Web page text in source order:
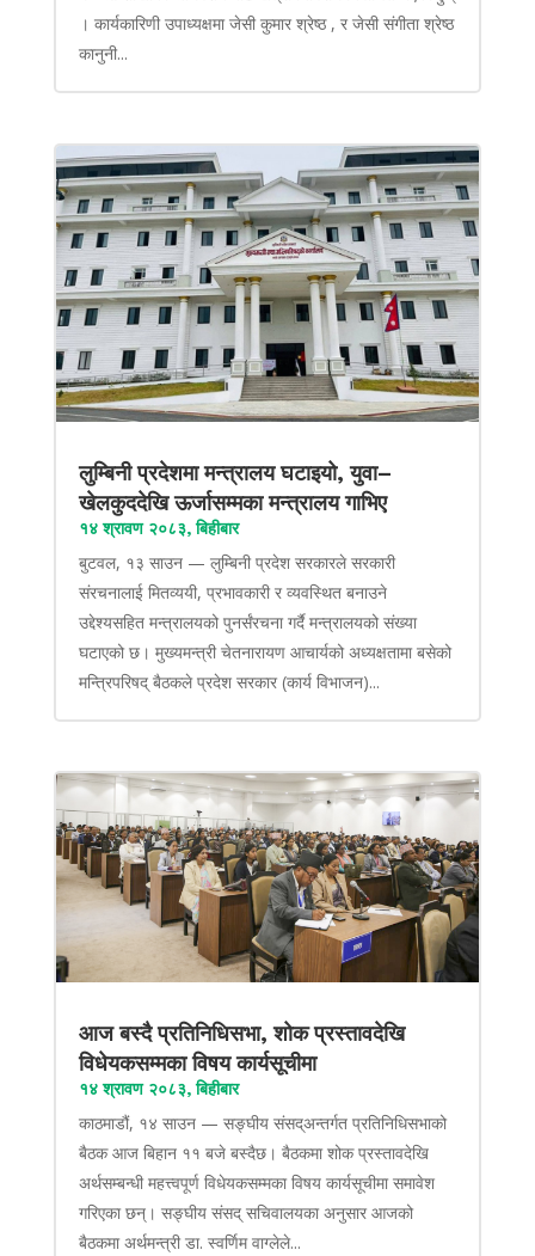
। कार्यकारिणी उपाध्यक्षमा जेसी कुमार श्रेष्ठ , र जेसी संगीता श्रेष्ठ
कानुनी...
लुम्बिनी प्रदेशमा मन्त्रालय घटाइयो, युवा–
खेलकुददेखि ऊर्जासम्मका मन्त्रालय गाभिए
१४ श्रावण २०८३, बिहीबार
बुटवल, १३ साउन — लुम्बिनी प्रदेश सरकारले सरकारी
संरचनालाई मितव्ययी, प्रभावकारी र व्यवस्थित बनाउने
उद्देश्यसहित मन्त्रालयको पुनर्संरचना गर्दै मन्त्रालयको संख्या
घटाएको छ। मुख्यमन्त्री चेतनारायण आचार्यको अध्यक्षतामा बसेको
मन्त्रिपरिषद् बैठकले प्रदेश सरकार (कार्य विभाजन)...
आज बस्दै प्रतिनिधिसभा, शोक प्रस्तावदेखि
विधेयकसम्मका विषय कार्यसूचीमा
१४ श्रावण २०८३, बिहीबार
काठमाडौं, १४ साउन — सङ्घीय संसद्अन्तर्गत प्रतिनिधिसभाको
बैठक आज बिहान ११ बजे बस्दैछ। बैठकमा शोक प्रस्तावदेखि
अर्थसम्बन्धी महत्त्वपूर्ण विधेयकसम्मका विषय कार्यसूचीमा समावेश
गरिएका छन्। सङ्घीय संसद् सचिवालयका अनुसार आजको
बैठकमा अर्थमन्त्री डा. स्वर्णिम वाग्लेले...